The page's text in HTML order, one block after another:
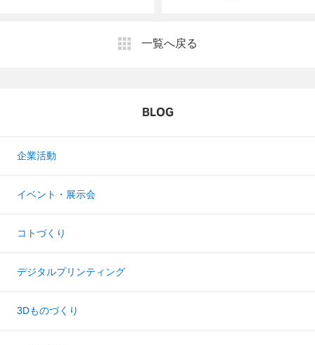
一覧へ戻る
BLOG
企業活動
イベント・展示会
コトづくり
デジタルプリンティング
3Dものづくり